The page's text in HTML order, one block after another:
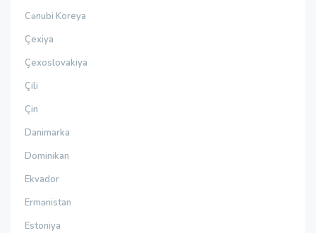
Cənubi Koreya
Çexiya
Çexoslovakiya
Çili
Çin
Danimarka
Dominikan
Ekvador
Ermənistan
Estoniya